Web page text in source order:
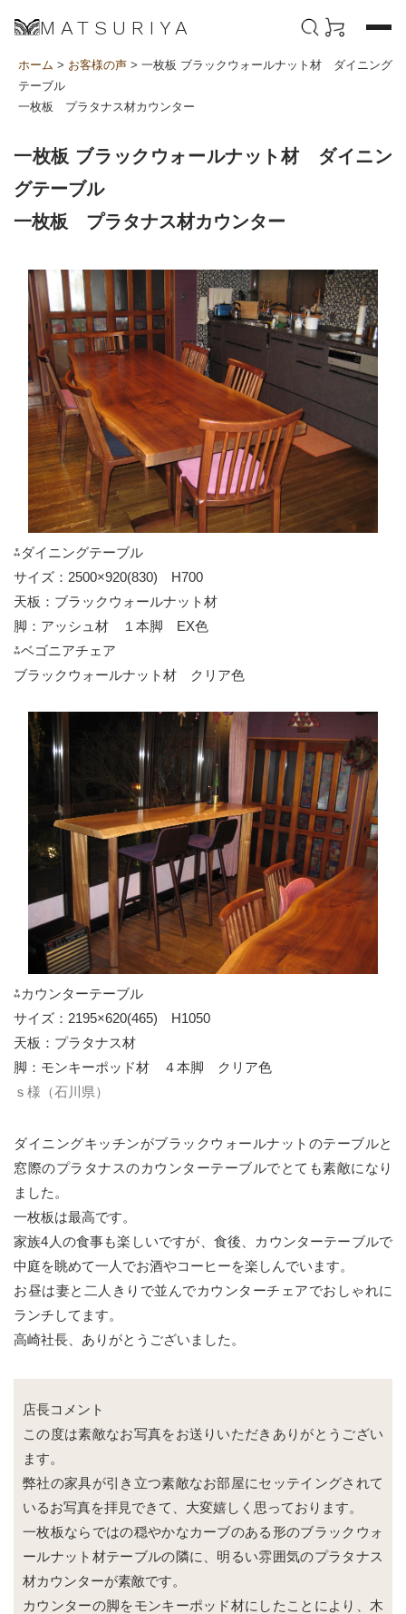
MATSURIYA
ホーム > お客様の声 > 一枚板 ブラックウォールナット材 ダイニング
テーブル
一枚板 プラタナス材カウンター
一枚板 ブラックウォールナット材 ダイニン
グテーブル
一枚板 プラタナス材カウンター
⁂ダイニングテーブル
サイズ：2500×920(830) H700
天板：ブラックウォールナット材
脚：アッシュ材 １本脚 EX色
⁂ベゴニアチェア
ブラックウォールナット材 クリア色
⁂カウンターテーブル
サイズ：2195×620(465) H1050
天板：プラタナス材
脚：モンキーポッド材 ４本脚 クリア色
ｓ様（石川県）
ダイニングキッチンがブラックウォールナットのテーブルと
窓際のプラタナスのカウンターテーブルでとても素敵になり
ました。
一枚板は最高です。
家族4人の食事も楽しいですが、食後、カウンターテーブルで
中庭を眺めて一人でお酒やコーヒーを楽しんでいます。
お昼は妻と二人きりで並んでカウンターチェアでおしゃれに
ランチしてます。
高崎社長、ありがとうございました。
店長コメント
この度は素敵なお写真をお送りいただきありがとうござい
ます。
弊社の家具が引き立つ素敵なお部屋にセッテイングされて
いるお写真を拝見できて、大変嬉しく思っております。
一枚板ならではの穏やかなカーブのある形のブラックウォ
ールナット材テーブルの隣に、明るい雰囲気のプラタナス
材カウンターが素敵です。
カウンターの脚をモンキーポッド材にしたことにより、木